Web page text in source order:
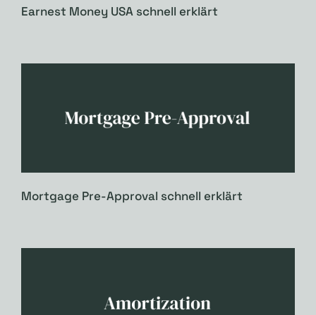
Earnest Money USA schnell erklärt
Mortgage Pre-Approval schnell erklärt